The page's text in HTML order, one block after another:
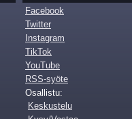
Facebook
Twitter
Instagram
TikTok
YouTube
RSS-syöte
Osallistu:
Keskustelu